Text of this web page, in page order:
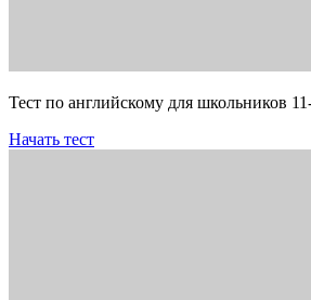
Тест по английскому для школьников
Начать тест